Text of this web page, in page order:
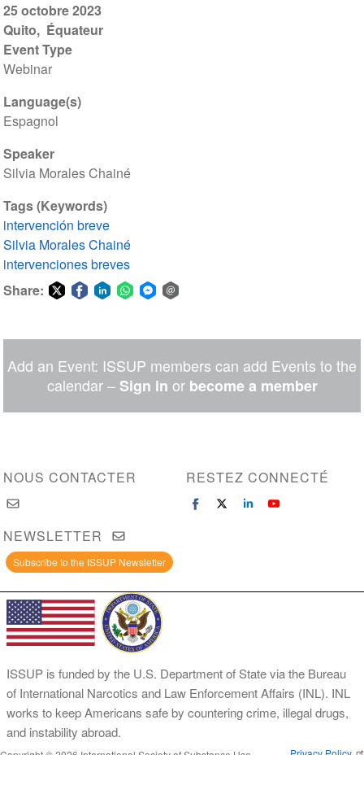
25 octobre 2023
Quito
Équateur
Event Type
Webinar
Language(s)
Espagnol
Speaker
Silvia Morales Chainé
Tags (Keywords)
intervención breve
Silvia Morales Chainé
intervenciones breves
Share:
Messenger
Add an Event: ISSUP members can add Events to the
calendar – Sign in or become a member
NOUS CONTACTER RESTEZ CONNECTÉ
NEWSLETTER
Subscribe to the ISSUP Newsletter
ISSUP is funded by the U.S. Department of State via the Bureau
of International Narcotics and Law Enforcement Affairs (INL). INL
works to keep Americans safe by countering crime, illegal drugs,
and instability abroad.
Copyright © 2026 International Society of Substance Use
Privacy Policy